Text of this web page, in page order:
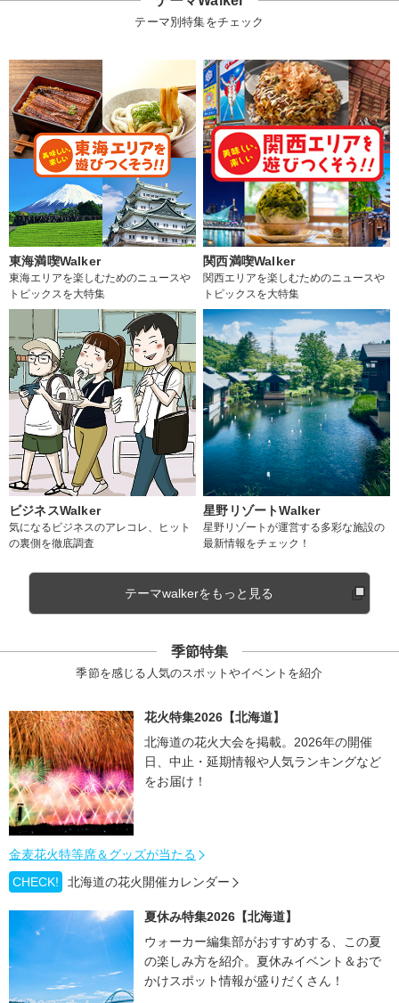
テーマ別特集をチェック
東海満喫Walker
東海エリアを楽しむためのニュースや
トピックスを大特集
関西満喫Walker
関西エリアを楽しむためのニュースや
トピックスを大特集
ビジネスWalker
気になるビジネスのアレコレ、ヒット
の裏側を徹底調査
星野リゾートWalker
星野リゾートが運営する多彩な施設の
最新情報をチェック！
テーマwalkerをもっと見る
季節特集
季節を感じる人気のスポットやイベントを紹介
花火特集2026【北海道】
北海道の花火大会を掲載。2026年の開催
日、中止・延期情報や人気ランキングなど
をお届け！
金麦花火特等席＆グッズが当たる
CHECK!
北海道の花火開催カレンダー
夏休み特集2026【北海道】
ウォーカー編集部がおすすめする、この夏
の楽しみ方を紹介。夏休みイベント＆おで
かけスポット情報が盛りだくさん！